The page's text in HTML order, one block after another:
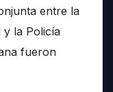
entre la
y la Policía
fueron